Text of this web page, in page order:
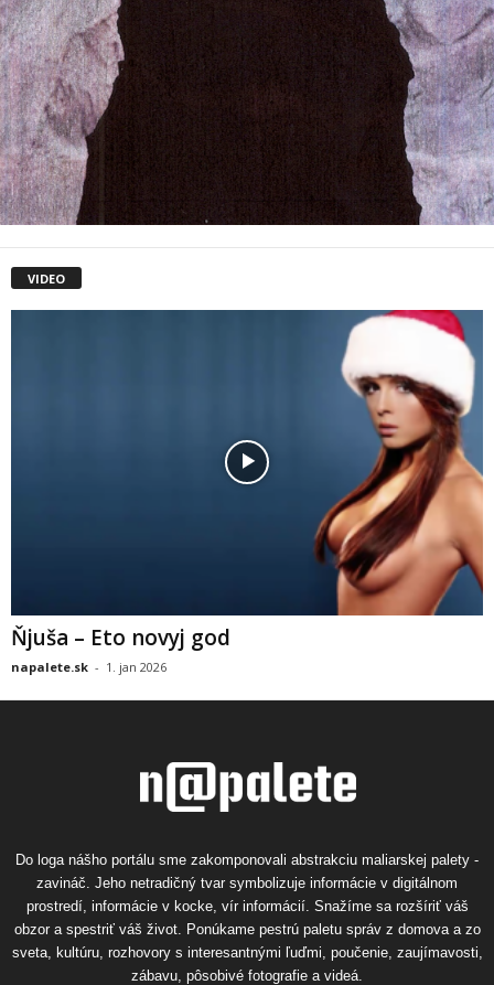
VIDEO
Ňjuša – Eto novyj god
napalete.sk - 1. jan 2026
Do loga nášho portálu sme zakomponovali abstrakciu maliarskej palety -
zavináč. Jeho netradičný tvar symbolizuje informácie v digitálnom
prostredí, informácie v kocke, vír informácií. Snažíme sa rozšíriť váš
obzor a spestriť váš život. Ponúkame pestrú paletu správ z domova a zo
sveta, kultúru, rozhovory s interesantnými ľuďmi, poučenie, zaujímavosti,
zábavu, pôsobivé fotografie a videá.